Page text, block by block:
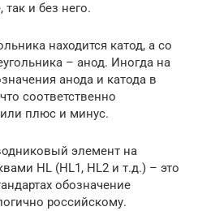
так и без него.
находится катод, а со
– анод. Иногда на
анода и катода в
соответственно
или плюс и минус.
элемент на
HL (HL1, HL2 и т.д.) – это
обозначение
российскому.